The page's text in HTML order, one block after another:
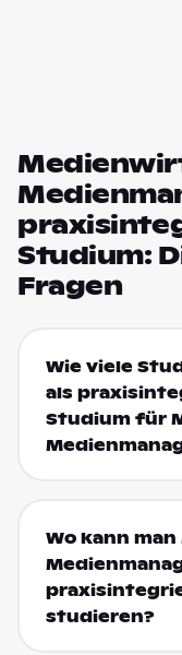
Studium:
Fragen
Wie viele
als
Studium für
Wo kann
studieren?